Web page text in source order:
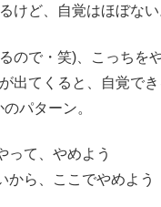
けど、自覚はほぼない
ので・笑)、こっちを
出てくると、自覚でき
パターン。
って、やめよう
から、ここでやめよう